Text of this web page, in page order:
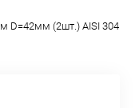
D=42мм (2шт.) AISI 304